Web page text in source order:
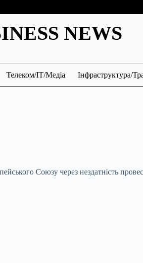
NEWS
Телеком/ІТ/Медіа Інфраструктура/
Союзу через нездатність